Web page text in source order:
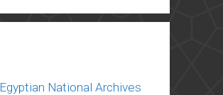
Egyptian National Archives